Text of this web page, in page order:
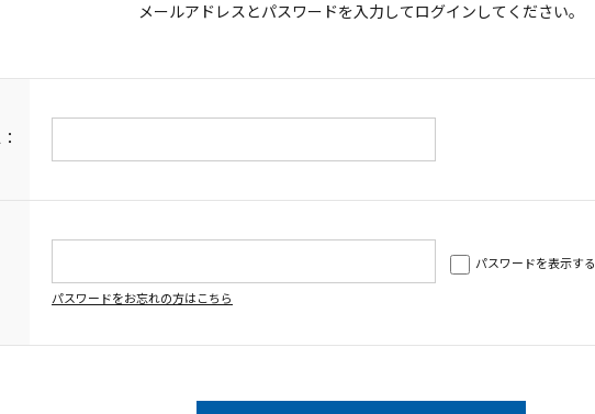
メールアドレスとパスワードを入力してログインしてください。
パスワードを表示する
パスワードをお忘れの方はこちら